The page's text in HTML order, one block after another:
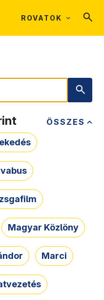
ROVATOK
ÖSSZES
Magyar Közlöny
Marci